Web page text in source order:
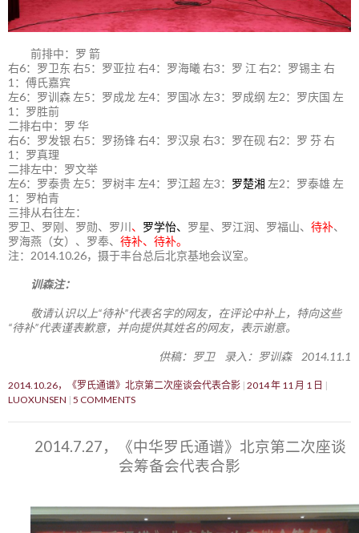
前排中：罗 箭
右6：罗卫东 右5：罗亚拉 右4：罗海曦 右3：罗 江 右2：罗锡主 右
1：傅氏嘉宾
左6：罗训森 左5：罗成龙 左4：罗国冰 左3：罗成纲 左2：罗庆国 左
1：罗胜前
二排右中：罗 华
右6：罗发银 右5：罗扬锋 右4：罗汉泉 右3：罗在砚 右2：罗 芬 右
1：罗真理
二排左中：罗文举
左6：罗泰贵 左5：罗树丰 左4：罗江超 左3： 罗楚湘 左2：罗泰雄 左
1：罗柏青
三排从右往左：
罗卫、罗刚、罗勋、罗川 、 罗学怡、 罗星、罗江润、罗福山、 待补、
罗海燕（女）、罗奉、 待补、待补。
注：2014.10.26，摄于丰台总后北京基地会议室。
训森注：
敬请认识以上“待补”代表名字的网友，在评论中补上，特向这些
“待补”代表谨表歉意，并向提供其姓名的网友，表示谢意。
供稿：罗卫 录入：罗训森 2014.11.1
2014.10.26，《罗氏通谱》北京第二次座谈会代表合影 2014 年 11 月 1 日
LUOXUNSEN 5 COMMENTS
2014.7.27，《中华罗氏通谱》北京第二次座谈
会筹备会代表合影